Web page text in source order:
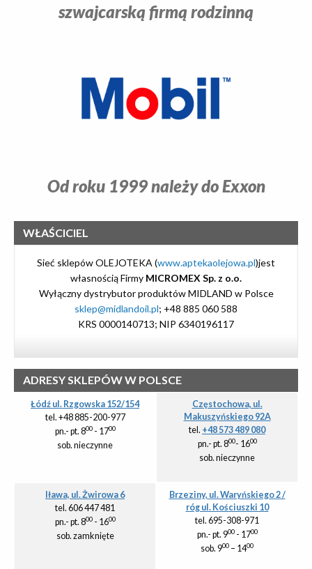
szwajcarską firmą rodzinną
Od roku 1999 należy do Exxon
WŁAŚCICIEL
Sieć sklepów OLEJOTEKA (www.aptekaolejowa.pl)jest
własnością Firmy MICROMEX Sp. z o.o.
Wyłączny dystrybutor produktów MIDLAND w Polsce
sklep@midlandoil.pl; +48 885 060 588
KRS 0000140713; NIP 6340196117
ADRESY SKLEPÓW W POLSCE
Łódź ul. Rzgowska 152/154
tel. +48 885-200-977
pn.- pt. 800- 1700
sob. nieczynne
Częstochowa, ul.
Makuszyńskiego 92A
tel. +48 573 489 080
pn.- pt. 800- 1600
sob. nieczynne
Iława, ul. Żwirowa 6
tel. 606 447 481
pn.- pt. 800- 1600
sob. zamknięte
Brzeziny, ul. Waryńskiego 2 /
róg ul. Kościuszki 10
tel. 695-308-971
pn.- pt. 900- 1700
sob. 900 – 1400